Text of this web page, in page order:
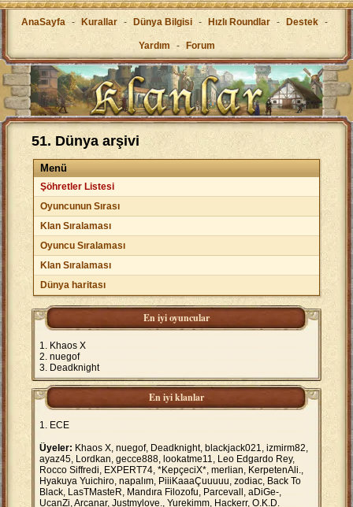
AnaSayfa - Kurallar - Dünya Bilgisi - Hızlı Roundlar - Destek -
Yardım - Forum
51. Dünya arşivi
Menü
Şöhretler Listesi
Oyuncunun Sırası
Klan Sıralaması
Oyuncu Sıralaması
Klan Sıralaması
Dünya haritası
En iyi oyuncular
Khaos X
nuegof
Deadknight
En iyi klanlar
ECE
Üyeler: Khaos X, nuegof, Deadknight, blackjack021, izmirm82,
ayaz45, Lordkan, gecce888, lookatme11, Leo Edgardo Rey,
Rocco Siffredi, EXPERT74, *KepçeciX*, merlian, KerpetenAli.,
Hyakuya Yuichiro, napalım, PiiiKaaaÇuuuuu, zodiac, Back To
Black, LasTMasteR, Mandıra Filozofu, Parcevall, aDiGe-,
UcanZi, Arcanar, Justmylove., Yurekimm, Hackerr, O.K.D.